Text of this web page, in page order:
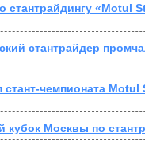
стантрайдингу «Motul
стантрайдер
стант-чемпионата
Москвы по